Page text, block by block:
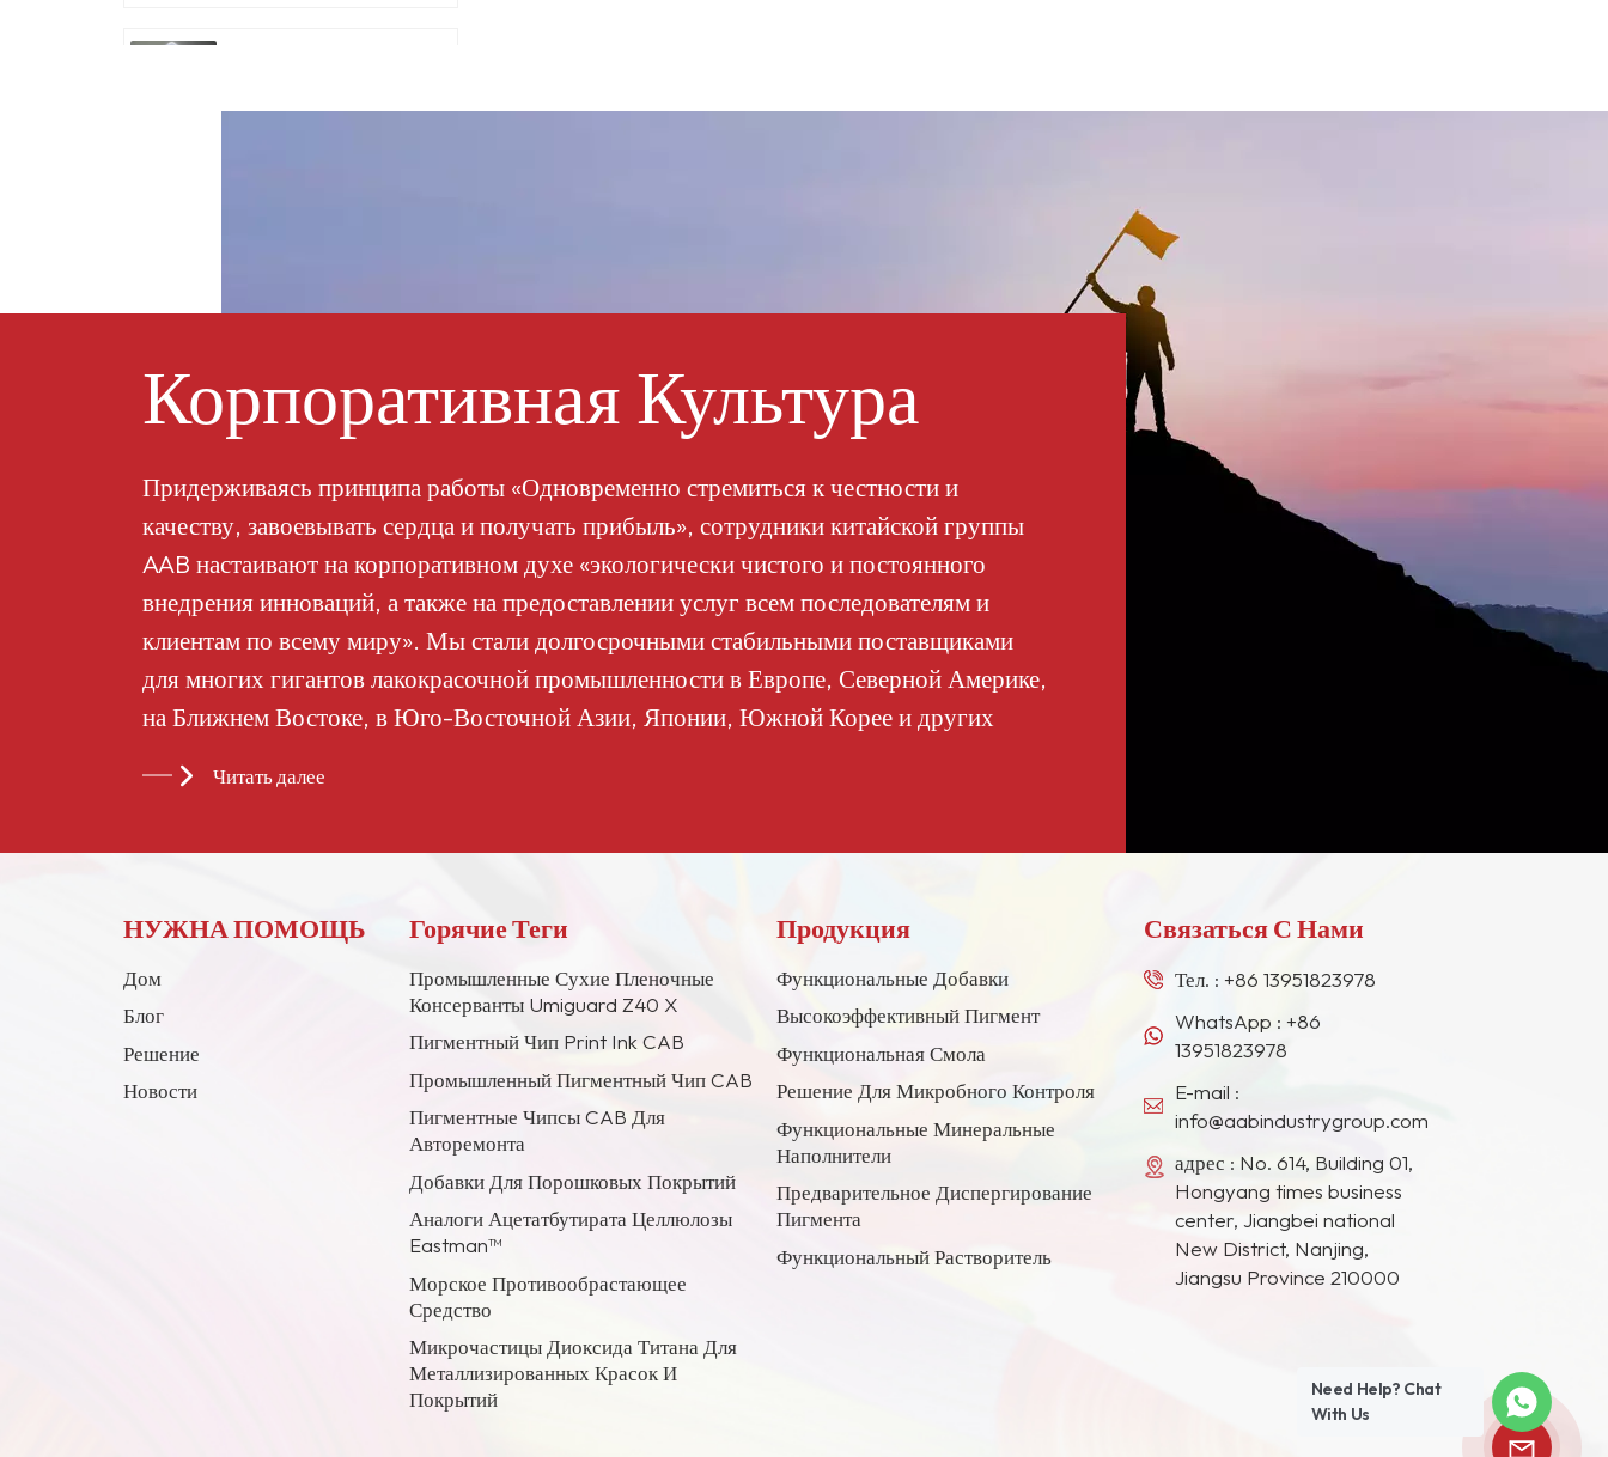
металлизированных
0,5
MT-5008HD
Ацетатбутират
целлюлозы 551-0,01
целлюлозы CAB-381-
целлюлозы CAB-551-
Корпоративная Культура
Придерживаясь принципа работы «Одновременно стремиться к честности и
качеству, завоевывать сердца и получать прибыль», сотрудники китайской группы
AAB настаивают на корпоративном духе «экологически чистого и постоянного
внедрения инноваций, а также на предоставлении услуг всем последователям и
клиентам по всему миру». Мы стали долгосрочными стабильными поставщиками
для многих гигантов лакокрасочной промышленности в Европе, Северной Америке,
на Ближнем Востоке, в Юго-Восточной Азии, Японии, Южной Корее и других
Читать далее
НУЖНА ПОМОЩЬ
Дом
Блог
Решение
Новости
Горячие Теги
Промышленные Сухие Пленочные
Консерванты Umiguard Z40 X
Пигментный Чип Print Ink CAB
Промышленный Пигментный Чип CAB
Пигментные Чипсы CAB Для
Авторемонта
Добавки Для Порошковых Покрытий
Аналоги Ацетатбутирата Целлюлозы
Eastman™
Морское Противообрастающее
Средство
Микрочастицы Диоксида Титана Для
Металлизированных Красок И
Покрытий
Продукция
Функциональные Добавки
Высокоэффективный Пигмент
Функциональная Смола
Решение Для Микробного Контроля
Функциональные Минеральные
Наполнители
Предварительное Диспергирование
Пигмента
Функциональный Растворитель
Связаться С Нами
Тел. :+86 13951823978
WhatsApp :+86
13951823978
E-mail :
info@aabindustrygroup.com
адрес : No. 614, Building 01,
Hongyang times business
center, Jiangbei national
New District, Nanjing,
Jiangsu Province 210000
Need Help? Chat
With Us